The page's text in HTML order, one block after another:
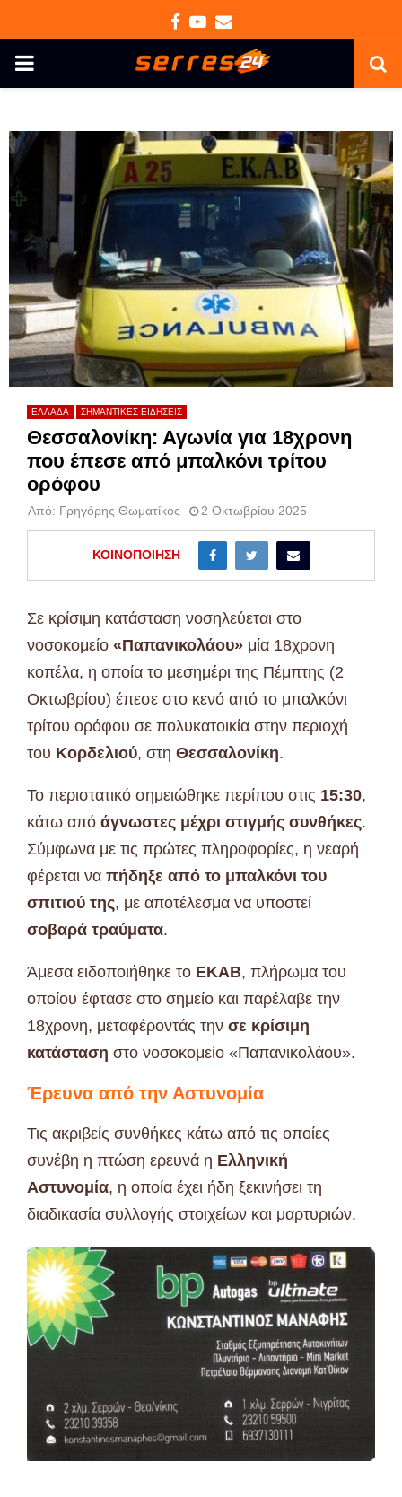
Facebook
Youtube
Email
PRIMARY
ΕΛΛΑΔΑ ΣΗΜΑΝΤΙΚΕΣ ΕΙΔΗΣΕΙΣ
Θεσσαλονίκη: Αγωνία για 18χρονη
που έπεσε από μπαλκόνι τρίτου
ορόφου
Από: Γρηγόρης Θωματίκος 2 Οκτωβρίου 2025
ΚΟΙΝΟΠΟΊΗΣΗ
Σε κρίσιμη κατάσταση νοσηλεύεται στο
νοσοκομείο «Παπανικολάου» μία 18χρονη
κοπέλα, η οποία το μεσημέρι της Πέμπτης (2
Οκτωβρίου) έπεσε στο κενό από το μπαλκόνι
τρίτου ορόφου σε πολυκατοικία στην περιοχή
του Κορδελιού, στη Θεσσαλονίκη.
Το περιστατικό σημειώθηκε περίπου στις 15:30,
κάτω από άγνωστες μέχρι στιγμής συνθήκες.
Σύμφωνα με τις πρώτες πληροφορίες, η νεαρή
φέρεται να πήδηξε από το μπαλκόνι του
σπιτιού της, με αποτέλεσμα να υποστεί
σοβαρά τραύματα.
Άμεσα ειδοποιήθηκε το ΕΚΑΒ, πλήρωμα του
οποίου έφτασε στο σημείο και παρέλαβε την
18χρονη, μεταφέροντάς την σε κρίσιμη
κατάσταση στο νοσοκομείο «Παπανικολάου».
Έρευνα από την Αστυνομία
Τις ακριβείς συνθήκες κάτω από τις οποίες
συνέβη η πτώση ερευνά η Ελληνική
Αστυνομία, η οποία έχει ήδη ξεκινήσει τη
διαδικασία συλλογής στοιχείων και μαρτυριών.